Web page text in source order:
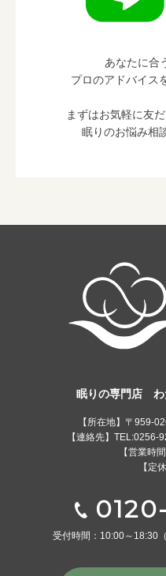
あなたに合
プロのアドバイス
まずはお気軽に友
眠りのお悩み相
眠りの専門店 わ
【所在地】〒959-
【連絡先】
【営業時
【定
受付時間：10:00～18:30